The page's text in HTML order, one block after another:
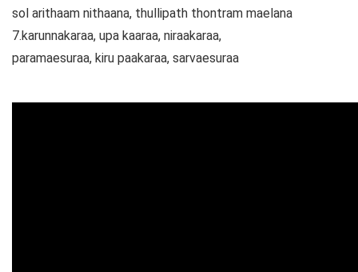
sol arithaam nithaana, thullipath thontram maelana
7.karunnakaraa, upa kaaraa, niraakaraa,
paramaesuraa, kiru paakaraa, sarvaesuraa